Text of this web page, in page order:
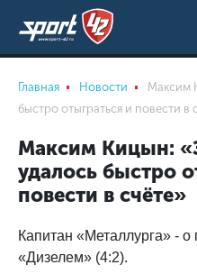
Главная Новости
Максим
быстро отыграться и повести в
Максим Кицын:
удалось быстро
повести в счёте»
Капитан «Металлурга» -
«Дизелем» (4:2).